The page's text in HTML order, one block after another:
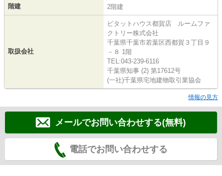
階建 2階建
取扱会社
ピタットハウス都賀店 ルームファ
クトリー株式会社
千葉県千葉市若葉区西都賀３丁目９
－８ 1階
TEL:043-239-6116
千葉県知事 (2) 第17612号
(一社)千葉県宅地建物取引業協会
情報の見方
メールでお問い合わせする(無料)
電話でお問い合わせする